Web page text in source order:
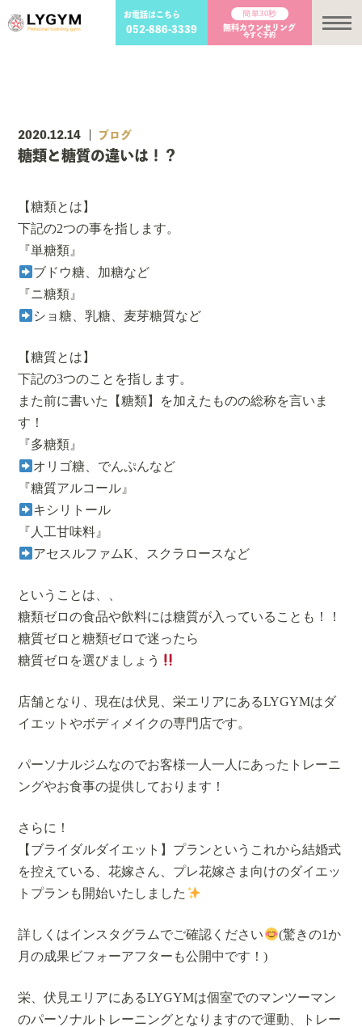
お電話はこちら
052-886-3339
簡単30秒
無料カウンセリング
今すぐ予約 メ
2020.12.14 ブログ
糖類と糖質の違いは！？
【糖類とは】
下記の2つの事を指します。
『単糖類』
ブドウ糖、加糖など
『ニ糖類』
ショ糖、乳糖、麦芽糖質など
【糖質とは】
下記の3つのことを指します。
また前に書いた【糖類】を加えたものの総称を言いま
す！
『多糖類』
オリゴ糖、でんぷんなど
『糖質アルコール』
キシリトール
『人工甘味料』
アセスルファムK、スクラロースなど
ということは、、
糖類ゼロの食品や飲料には糖質が入っていることも！！
糖質ゼロと糖類ゼロで迷ったら
糖質ゼロを選びましょう
店舗となり、現在は伏見、栄エリアにあるLYGYMはダ
イエットやボディメイクの専門店です。
パーソナルジムなのでお客様一人一人にあったトレーニ
ングやお食事の提供しております！
さらに！
【ブライダルダイエット】プランというこれから結婚式
を控えている、花嫁さん、プレ花嫁さま向けのダイエッ
トプランも開始いたしました
詳しくはインスタグラムでご確認ください
(驚きの1か
月の成果ビフォーアフターも公開中です！)
栄、伏見エリアにあるLYGYMは個室でのマンツーマン
のパーソナルトレーニングとなりますので運動、トレー